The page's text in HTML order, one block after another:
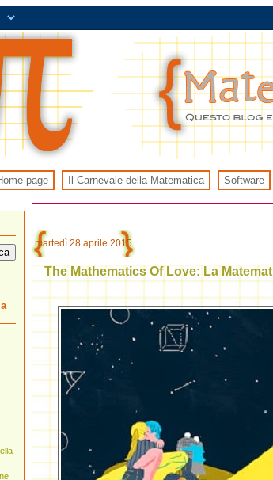
page Il Carnevale della Matematica Software
martedì 28 aprile 2015
The Mathematics Of Love: La